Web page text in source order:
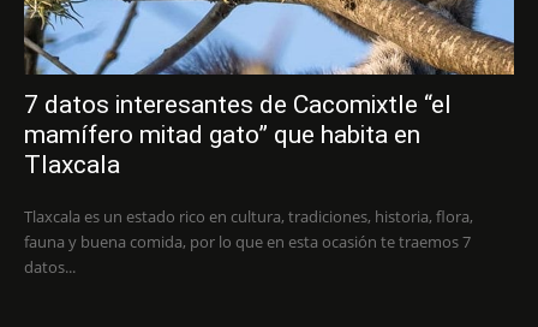
7 datos interesantes de Cacomixtle “el
mamífero mitad gato” que habita en
Tlaxcala
Tlaxcala es un estado rico en cultura, tradiciones, historia, flora,
fauna y buena comida, por lo que en esta ocasión te traemos 7
datos...